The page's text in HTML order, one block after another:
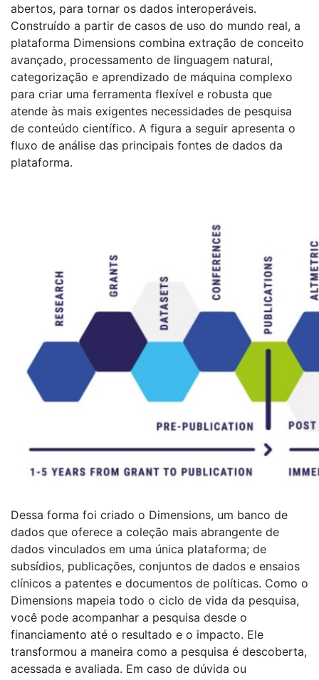
abertos, para tornar os dados interoperáveis.
Construído a partir de casos de uso do mundo real, a
plataforma Dimensions combina extração de conceito
avançado, processamento de linguagem natural,
categorização e aprendizado de máquina complexo
para criar uma ferramenta flexível e robusta que
atende às mais exigentes necessidades de pesquisa
de conteúdo científico. A figura a seguir apresenta o
fluxo de análise das principais fontes de dados da
plataforma.
Dessa forma foi criado o Dimensions, um banco de
dados que oferece a coleção mais abrangente de
dados vinculados em uma única plataforma; de
subsídios, publicações, conjuntos de dados e ensaios
clínicos a patentes e documentos de políticas. Como o
Dimensions mapeia todo o ciclo de vida da pesquisa,
você pode acompanhar a pesquisa desde o
financiamento até o resultado e o impacto. Ele
transformou a maneira como a pesquisa é descoberta,
acessada e avaliada. Em caso de dúvida ou